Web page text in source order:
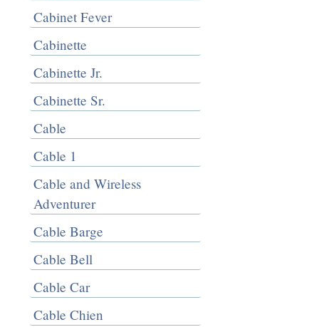
Cabinet Fever
Cabinette
Cabinette Jr.
Cabinette Sr.
Cable
Cable 1
Cable and Wireless
Adventurer
Cable Barge
Cable Bell
Cable Car
Cable Chien